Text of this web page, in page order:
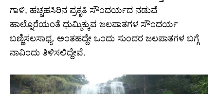
ಗಾಳಿ, ಹಚ್ಚಹಸಿರಿನ ಪ್ರಕೃತಿ ಸೌಂದರ್ಯದ ನಡುವೆ
ಹಾಲ್ನೊರೆಯಂತೆ ಧುಮ್ಮಿಕ್ಕುವ ಜಲಪಾತಗಳ ಸೌಂದರ್ಯ
ಬಣ್ಣಿಸಲಸಾಧ್ಯ. ಅಂತಹದ್ದೇ ಒಂದು ಸುಂದರ ಜಲಪಾತಗಳ ಬಗ್ಗೆ
ನಾವಿಂದು ತಿಳಿಸಲಿದ್ದೇವೆ.